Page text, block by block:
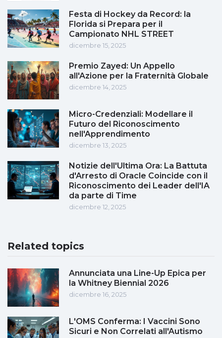
Festa di Hockey da Record: la
Florida si Prepara per il
Campionato NHL STREET
dicembre 15, 2025
Premio Zayed: Un Appello
all'Azione per la Fraternità Globale
dicembre 14, 2025
Micro-Credenziali: Modellare il
Futuro del Riconoscimento
nell'Apprendimento
dicembre 13, 2025
Notizie dell'Ultima Ora: La Battuta
d'Arresto di Oracle Coincide con il
Riconoscimento dei Leader dell'IA
da parte di Time
dicembre 12, 2025
Related topics
Annunciata una Line-Up Epica per
la Whitney Biennial 2026
dicembre 16, 2025
L'OMS Conferma: I Vaccini Sono
Sicuri e Non Correlati all'Autismo